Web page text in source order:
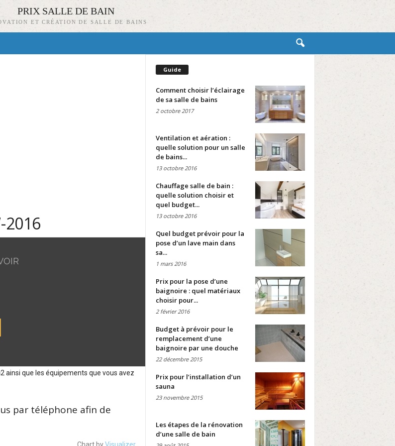
PRIX SALLE DE BAIN
ET CRÉATION DE SALLE DE BAINS
2016
ainsi que les équipements que vous avez
par téléphone afin de
Chart byVisualizer
Guide
Comment choisir l’éclairage
de sa salle de bains
2 octobre 2017
Ventilation et aération :
quelle solution pour un salle
de bains...
13 octobre 2016
Chauffage salle de bain :
quelle solution choisir et
quel budget...
13 octobre 2016
Quel budget prévoir pour la
pose d’un lave main dans
sa...
1 mars 2016
Prix pour la pose d’une
baignoire : quel matériaux
choisir pour...
2 février 2016
Budget à prévoir pour le
remplacement d’une
baignoire par une douche
22 décembre 2015
Prix pour l’installation d’un
sauna
23 novembre 2015
Les étapes de la rénovation
d’une salle de bain